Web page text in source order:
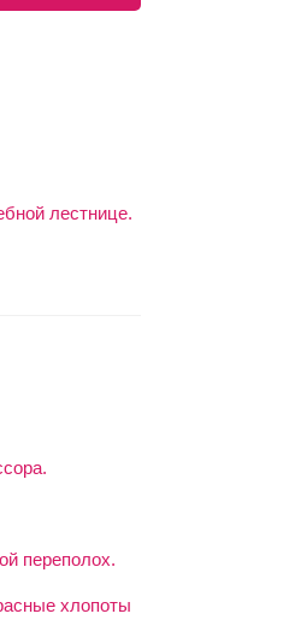
лестнице.
переполох.
хлопоты